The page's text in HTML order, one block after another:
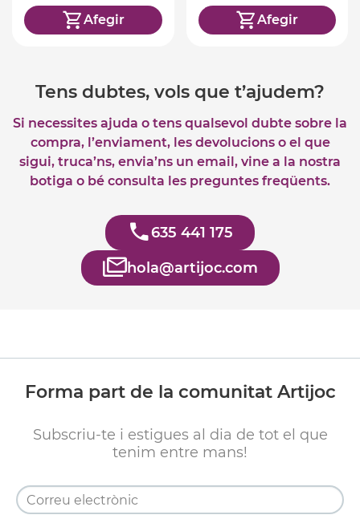
Afegir Afegir
Tens dubtes, vols que t’ajudem?
Si necessites ajuda o tens qualsevol dubte sobre la
compra, l’enviament, les devolucions o el que
sigui, truca’ns, envia’ns un email, vine a la nostra
botiga o bé consulta les preguntes freqüents.
635 441 175
hola@artijoc.com
Forma part de la comunitat Artijoc
Subscriu-te i estigues al dia de tot el que
tenim entre mans!